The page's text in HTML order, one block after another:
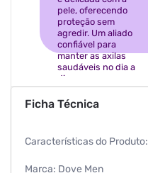
pele, oferecendo
proteção sem
agredir. Um aliado
confiável para
manter as axilas
saudáveis no dia a
dia.
Ficha Técnica
Características do Produto:
Marca: Dove Men